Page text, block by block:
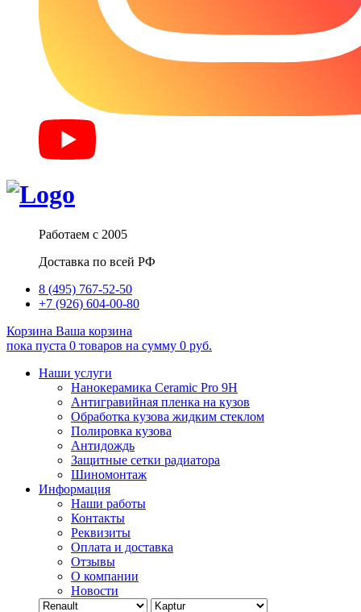
Работаем с 2005
Доставка по всей РФ
8 (495) 767-52-50
+7 (926) 604-00-80
Корзина Ваша корзина
пока пуста 0 товаров на сумму 0 руб.
Наши услуги
Нанокерамика Ceramic Pro 9H
Антигравийная пленка на кузов
Обработка кузова жидким стеклом
Полировка кузова
Антидождь
Защитные сетки радиатора
Шиномонтаж
Информация
Наши работы
Контакты
Реквизиты
Оплата и доставка
Отзывы
О компании
Новости